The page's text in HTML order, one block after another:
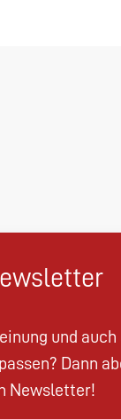
und auch
Dann
Newsletter!